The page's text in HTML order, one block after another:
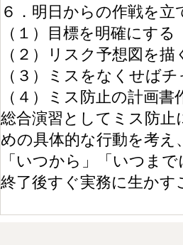
６．明日からの作戦を立
（１）目標を明確にする
（２）リスク予想図を
（３）ミスをなくせば
（４）ミス防止の計画書
総合演習としてミス防
めの具体的な行動を考え
「いつから」「いつま
終了後すぐ実務に生かす